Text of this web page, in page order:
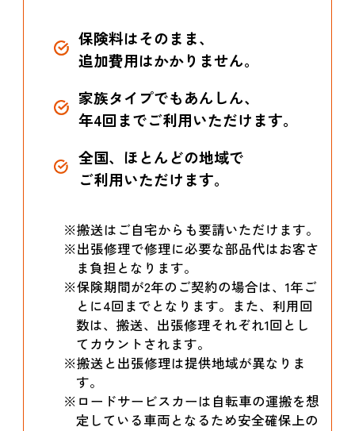
保険料はそのまま、
追加費用はかかりません。
家族タイプでもあんしん、
年4回までご利用いただけます。
全国、ほとんどの地域で
ご利用いただけます。
※搬送はご自宅からも要請いただけます。
※出張修理で修理に必要な部品代はお客さ
ま負担となります。
※保険期間が2年のご契約の場合は、1年ご
とに4回までとなります。また、利用回
数は、搬送、出張修理それぞれ1回とし
てカウントされます。
※搬送と出張修理は提供地域が異なりま
す。
※ロードサービスカーは自転車の運搬を想
定している車両となるため安全確保上の